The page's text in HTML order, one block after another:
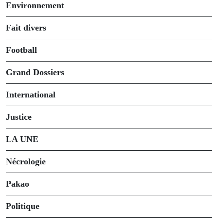
Environnement
Fait divers
Football
Grand Dossiers
International
Justice
LA UNE
Nécrologie
Pakao
Politique